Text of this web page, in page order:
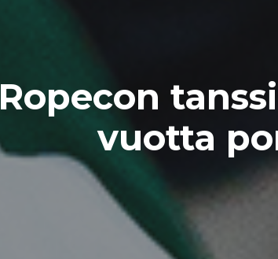
Ropecon
vuotta